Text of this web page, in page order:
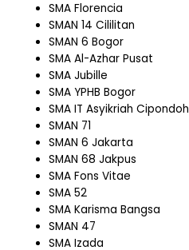
SMA Florencia
SMAN 14 Cililitan
SMAN 6 Bogor
SMA Al-Azhar Pusat
SMA Jubille
SMA YPHB Bogor
SMA IT Asyikriah Cipondoh
SMAN 71
SMAN 6 Jakarta
SMAN 68 Jakpus
SMA Fons Vitae
SMA 52
SMA Karisma Bangsa
SMAN 47
SMA Izada